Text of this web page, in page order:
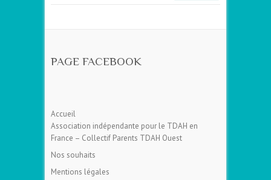
PAGE FACEBOOK
Accueil
Association indépendante pour le TDAH en
France – Collectif Parents TDAH Ouest
Nos souhaits
Mentions légales